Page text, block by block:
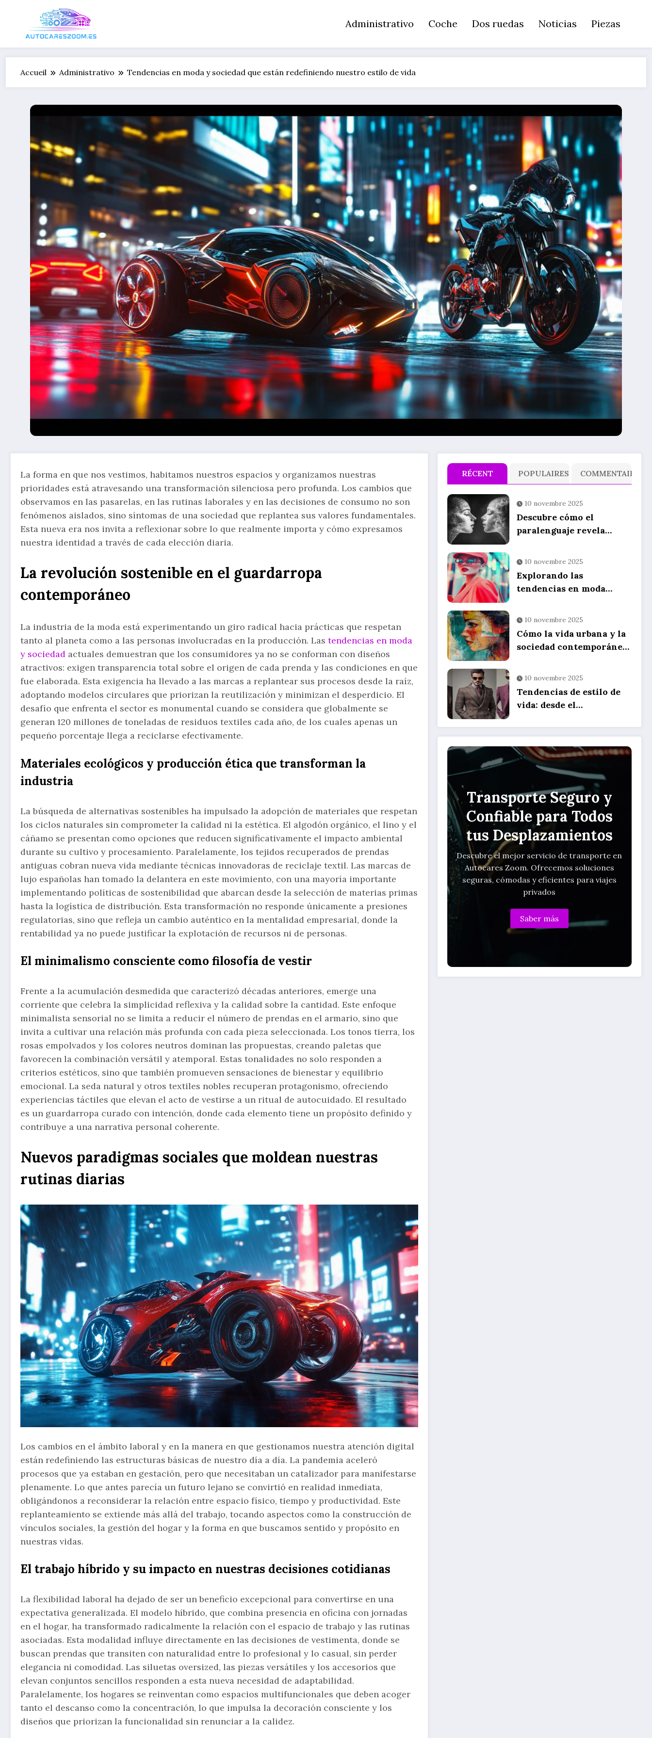
contenu
Administrativo Coche Dos ruedas Noticias Piezas
Accueil Administrativo Tendencias en moda y sociedad que están redefiniendo nuestro estilo de vida
La forma en que nos vestimos, habitamos nuestros espacios y organizamos nuestras
prioridades está atravesando una transformación silenciosa pero profunda. Los cambios que
observamos en las pasarelas, en las rutinas laborales y en las decisiones de consumo no son
fenómenos aislados, sino síntomas de una sociedad que replantea sus valores fundamentales.
Esta nueva era nos invita a reflexionar sobre lo que realmente importa y cómo expresamos
nuestra identidad a través de cada elección diaria.
La revolución sostenible en el guardarropa
contemporáneo
La industria de la moda está experimentando un giro radical hacia prácticas que respetan
tanto al planeta como a las personas involucradas en la producción. Las tendencias en moda
y sociedad actuales demuestran que los consumidores ya no se conforman con diseños
atractivos: exigen transparencia total sobre el origen de cada prenda y las condiciones en que
fue elaborada. Esta exigencia ha llevado a las marcas a replantear sus procesos desde la raíz,
adoptando modelos circulares que priorizan la reutilización y minimizan el desperdicio. El
desafío que enfrenta el sector es monumental cuando se considera que globalmente se
generan 120 millones de toneladas de residuos textiles cada año, de los cuales apenas un
pequeño porcentaje llega a reciclarse efectivamente.
Materiales ecológicos y producción ética que transforman la
industria
La búsqueda de alternativas sostenibles ha impulsado la adopción de materiales que respetan
los ciclos naturales sin comprometer la calidad ni la estética. El algodón orgánico, el lino y el
cáñamo se presentan como opciones que reducen significativamente el impacto ambiental
durante su cultivo y procesamiento. Paralelamente, los tejidos recuperados de prendas
antiguas cobran nueva vida mediante técnicas innovadoras de reciclaje textil. Las marcas de
lujo españolas han tomado la delantera en este movimiento, con una mayoría importante
implementando políticas de sostenibilidad que abarcan desde la selección de materias primas
hasta la logística de distribución. Esta transformación no responde únicamente a presiones
regulatorias, sino que refleja un cambio auténtico en la mentalidad empresarial, donde la
rentabilidad ya no puede justificar la explotación de recursos ni de personas.
El minimalismo consciente como filosofía de vestir
Frente a la acumulación desmedida que caracterizó décadas anteriores, emerge una
corriente que celebra la simplicidad reflexiva y la calidad sobre la cantidad. Este enfoque
minimalista sensorial no se limita a reducir el número de prendas en el armario, sino que
invita a cultivar una relación más profunda con cada pieza seleccionada. Los tonos tierra, los
rosas empolvados y los colores neutros dominan las propuestas, creando paletas que
favorecen la combinación versátil y atemporal. Estas tonalidades no solo responden a
criterios estéticos, sino que también promueven sensaciones de bienestar y equilibrio
emocional. La seda natural y otros textiles nobles recuperan protagonismo, ofreciendo
experiencias táctiles que elevan el acto de vestirse a un ritual de autocuidado. El resultado
es un guardarropa curado con intención, donde cada elemento tiene un propósito definido y
contribuye a una narrativa personal coherente.
Nuevos paradigmas sociales que moldean nuestras
rutinas diarias
Los cambios en el ámbito laboral y en la manera en que gestionamos nuestra atención digital
están redefiniendo las estructuras básicas de nuestro día a día. La pandemia aceleró
procesos que ya estaban en gestación, pero que necesitaban un catalizador para manifestarse
plenamente. Lo que antes parecía un futuro lejano se convirtió en realidad inmediata,
obligándonos a reconsiderar la relación entre espacio físico, tiempo y productividad. Este
replanteamiento se extiende más allá del trabajo, tocando aspectos como la construcción de
vínculos sociales, la gestión del hogar y la forma en que buscamos sentido y propósito en
nuestras vidas.
El trabajo híbrido y su impacto en nuestras decisiones cotidianas
La flexibilidad laboral ha dejado de ser un beneficio excepcional para convertirse en una
expectativa generalizada. El modelo híbrido, que combina presencia en oficina con jornadas
en el hogar, ha transformado radicalmente la relación con el espacio de trabajo y las rutinas
asociadas. Esta modalidad influye directamente en las decisiones de vestimenta, donde se
buscan prendas que transiten con naturalidad entre lo profesional y lo casual, sin perder
elegancia ni comodidad. Las siluetas oversized, las piezas versátiles y los accesorios que
elevan conjuntos sencillos responden a esta nueva necesidad de adaptabilidad.
Paralelamente, los hogares se reinventan como espacios multifuncionales que deben acoger
tanto el descanso como la concentración, lo que impulsa la decoración consciente y los
diseños que priorizan la funcionalidad sin renunciar a la calidez.
RÉCENT POPULAIRES COMMENTAIRE
10 novembre 2025
Descubre cómo el
paralenguaje revela
la comunicación no
verbal
10 novembre 2025
Explorando las
tendencias en moda
compras en línea
10 novembre 2025
Cómo la vida urbana y la
sociedad contemporánea
relaciones personales: el
impacto de cambiar de
ciudad por motivos
10 novembre 2025
Tendencias de estilo de
vida: desde el
Transporte Seguro y
Confiable para Todos
tus Desplazamientos
Descubre el mejor servicio de transporte en
Autocares Zoom. Ofrecemos soluciones
seguras, cómodas y eficientes para viajes
privados
Saber más